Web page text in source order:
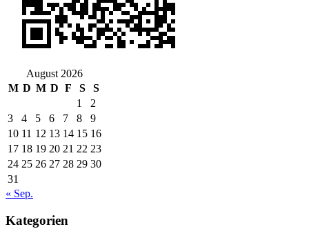
August 2026
M D M D F S
S
1
2
3
4 5 6 7 8
9
10 11 12 13 14 15 16
17 18 19 20 21 22 23
24 25 26 27 28 29 30
31
« Sep.
Kategorien